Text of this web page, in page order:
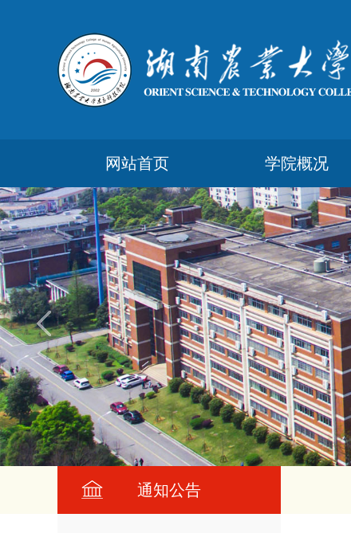
网站首页 学院概况
通知公告